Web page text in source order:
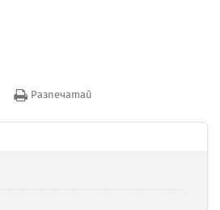
Разпечатай